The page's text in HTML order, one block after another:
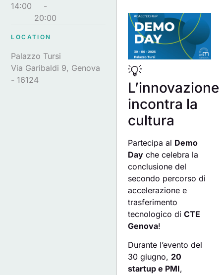
14:00
-
20:00
LOCATION
Palazzo Tursi
Via Garibaldi 9, Genova
- 16124
💡
L’innovazione
incontra la
cultura
Partecipa al Demo
Day che celebra la
conclusione del
secondo percorso di
accelerazione e
trasferimento
tecnologico diCTE
Genova!
Durante l’evento del
30 giugno, 20
startup e PMI,